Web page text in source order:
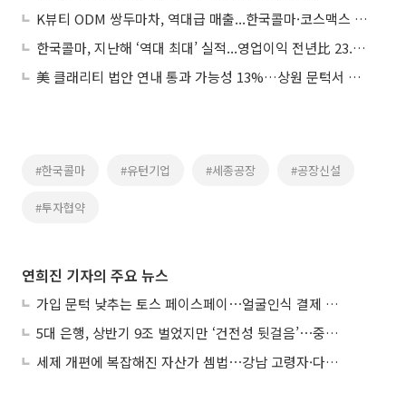
K뷰티 ODM 쌍두마차, 역대급 매출...한국콜마·코스맥스 “올해 해외서 더 생산”
한국콜마, 지난해 ‘역대 최대’ 실적...영업이익 전년比 23.6%↑
美 클래리티 법안 연내 통과 가능성 13%…상원 문턱서 제동
#한국콜마 #유턴기업 #세종공장 #공장신설
#투자협약
연희진 기자의 주요 뉴스
가입 문턱 낮추는 토스 페이스페이⋯얼굴인식 결제 확산 속도낸다
5대 은행, 상반기 9조 벌었지만 ‘건전성 뒷걸음’⋯중기대출 문턱 높아지나
세제 개편에 복잡해진 자산가 셈법⋯강남 고령자·다주택자 ‘자산재편 고심’